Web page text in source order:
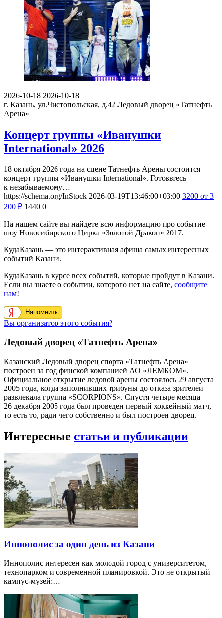
2026-10-18 2026-10-18
г. Казань, ул.Чистопольская, д.42 Ледовый дворец «Татнефть
Арена»
Концерт группы «Иванушки
International» 2026
18 октября 2026 года на сцене Татнефть Арены состоится
концерт группы «Иванушки International». Готовьтесь
к незабываемому…
https://schema.org/InStock 2026-03-19T13:46:00+03:00 3200 от 3
200 ₽ 1440 0
На нашем сайте вы найдете всю информацию про событие
шоу Новосибирского Цирка «Золотой Дракон» 2017.
КудаКазань — это интерактивная афиша самых интересных
событий Казани.
КудаКазань в курсе всех событий, которые пройдут в Казани.
Если вы знаете о событии, которого нет на сайте, сообщите
нам!
Напомнить
Вы организатор этого события?
Ледовый дворец «Татнефть Арена»
Казанский Ледовый дворец спорта «Татнефть Арена»
построен за год финской компанией АО «ЛЕМКОМ».
Официальное открытие ледовой арены состоялось 29 августа
2005 года, когда заполнивших трибуны до отказа зрителей
развлекала группа «SCORPIONS». Спустя четыре месяца
26 декабря 2005 года был проведен первый хоккейный матч,
то есть то, ради чего собственно и был построен дворец.
Интересные статьи и публикации
Иннополис за один день из Казани
Иннополис интересен как молодой город с университетом,
технопарком и современной планировкой. Это не открытый
кампус-музей:…